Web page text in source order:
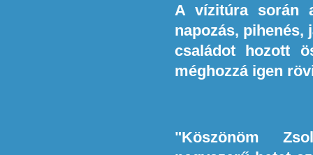
A vízitúra során
napozás, pihenés,
családot hozott
méghozzá igen
"Köszönöm